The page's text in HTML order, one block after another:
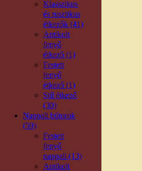
Klasszikus
és rusztikus
étkezők (41)
Antikolt
fenyő
étkező (1)
Festett
fenyő
étkező (1)
Stíl étkező
(30)
Nappali bútorok
(59)
Festett
fenyő
nappali (13)
Antikolt